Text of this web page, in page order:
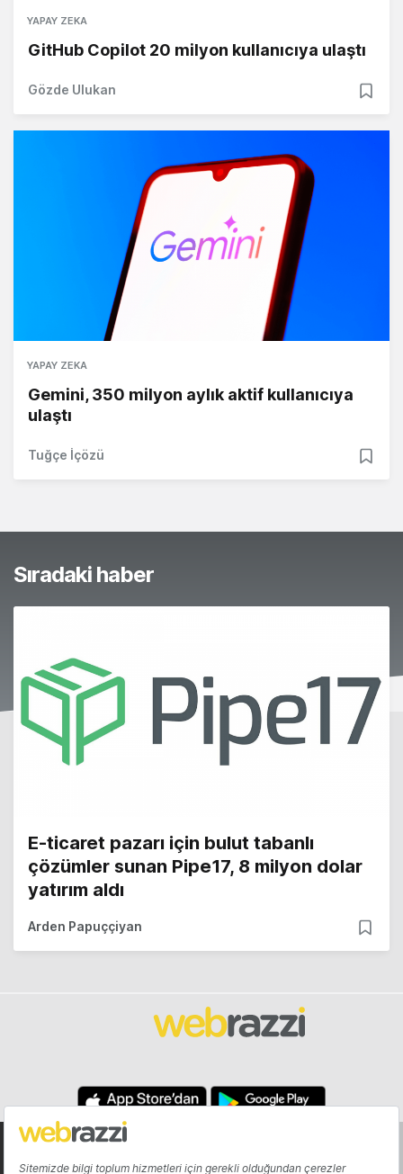
YAPAY ZEKA
GitHub Copilot 20 milyon kullanıcıya ulaştı
Gözde Ulukan
YAPAY ZEKA
Gemini, 350 milyon aylık aktif kullanıcıya
ulaştı
Tuğçe İçözü
Sıradaki haber
E-ticaret pazarı için bulut tabanlı
çözümler sunan Pipe17, 8 milyon dolar
yatırım aldı
Arden Papuççiyan